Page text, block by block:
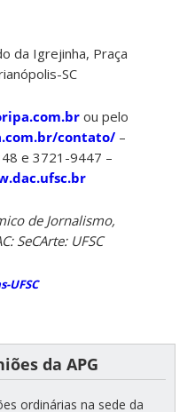
da Igrejinha, Praça
SC
ou pelo
contato/ –
e 3721-9447 –
de Jornalismo,
SeCArte: UFSC
UFSC
da APG
ordinárias na sede da